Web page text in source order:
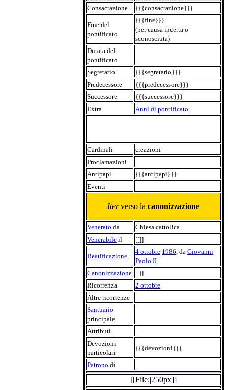
Consacrazione
{{{consacrazione}}}
Fine del
pontificato
{{{fine}}}
(per causa incerta o
sconosciuta)
Durata del
pontificato
Segretario
{{{segretario}}}
Predecessore
{{{predecessore}}}
Successore
{{{successore}}}
Extra
Anni di pontificato
Cardinali
creazioni
Proclamazioni
Antipapi
{{{antipapi}}}
Eventi
Iterverso la canonizzazione
Venerato da
Chiesa cattolica
Venerabile il [[]]
Beatificazione
4 ottobre 1986, da Giovanni
Paolo II
Canonizzazione [[]]
Ricorrenza
2 ottobre
Altre ricorrenze
Santuario
principale
Attributi
Devozioni
particolari
{{{devozioni}}}
Patrono di
[[File:|250px]]